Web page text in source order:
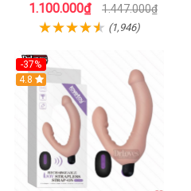
1.100.000₫ 1.447.000₫
(1,946)
-37%
Hot
4.8